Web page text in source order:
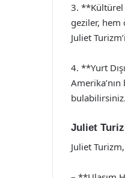
3. **Kültürel
geziler, hem
Juliet
4. **Yurt
bulabilirsiniz.
Juliet
Juliet